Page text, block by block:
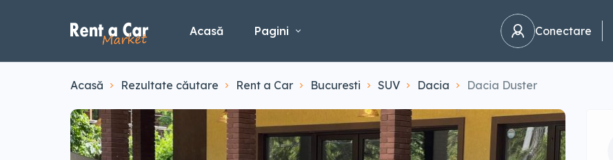
Acasă Pagini Conectare
Acasă Rezultate căutare Rent a Car Bucuresti SUV Dacia Dacia Duster